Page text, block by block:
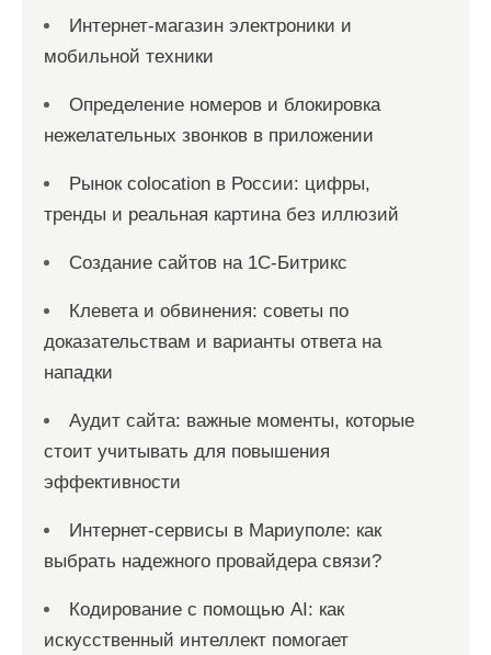
Интернет-магазин электроники и
мобильной техники
Определение номеров и блокировка
нежелательных звонков в приложении
Рынок colocation в России: цифры,
тренды и реальная картина без иллюзий
Создание сайтов на 1С-Битрикс
Клевета и обвинения: советы по
доказательствам и варианты ответа на
нападки
Аудит сайта: важные моменты, которые
стоит учитывать для повышения
эффективности
Интернет-сервисы в Мариуполе: как
выбрать надежного провайдера связи?
Кодирование с помощью AI: как
искусственный интеллект помогает